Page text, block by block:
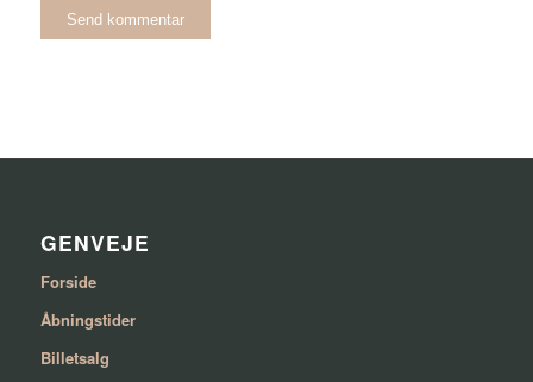
GENVEJE
Forside
Åbningstider
Billetsalg